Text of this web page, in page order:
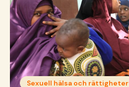
Sexuell hälsa och rättigheter